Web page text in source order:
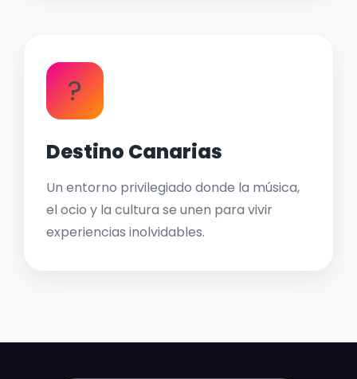
?
Destino Canarias
Un entorno privilegiado donde la música,
el ocio y la cultura se unen para vivir
experiencias inolvidables.